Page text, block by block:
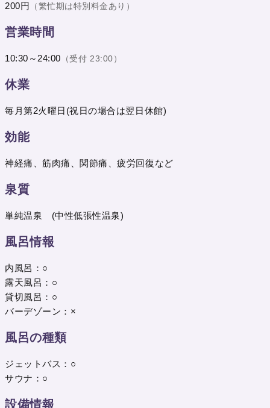
200円 （繁忙期は特別料金あり）
営業時間
10:30～24:00 （受付 23:00）
休業
毎月第2火曜日(祝日の場合は翌日休館)
効能
神経痛、筋肉痛、関節痛、疲労回復など
泉質
単純温泉 (中性低張性温泉)
風呂情報
内風呂：○
露天風呂：○
貸切風呂：○
バーデゾーン：×
風呂の種類
ジェットバス：○
サウナ：○
設備情報